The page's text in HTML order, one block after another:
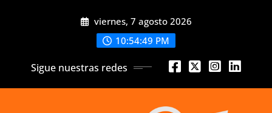
viernes, 7 agosto 2026
10:54:50 PM
Sigue nuestras redes